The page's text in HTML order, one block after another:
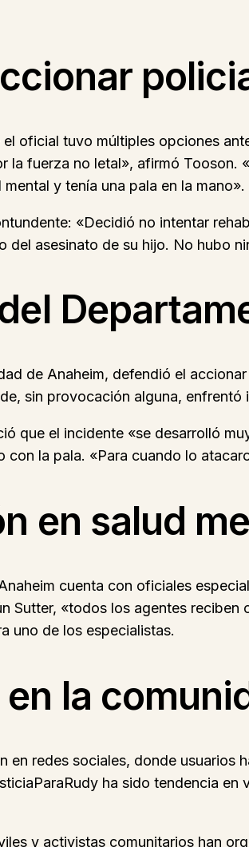
oficial tuvo múltiples opciones
la fuerza no letal», afirmó
y tenía una pala en la mano».
«Decidió no intentar
del asesinato de su hijo. No hubo
de Anaheim, defendió el
sin provocación alguna,
que el incidente «se desarrolló
con la pala. «Para cuando lo
en salud
cuenta con oficiales
Sutter, «todos los agentes
uno de los especialistas.
la
en redes sociales, donde
ha sido tendencia
y activistas comunitarios han